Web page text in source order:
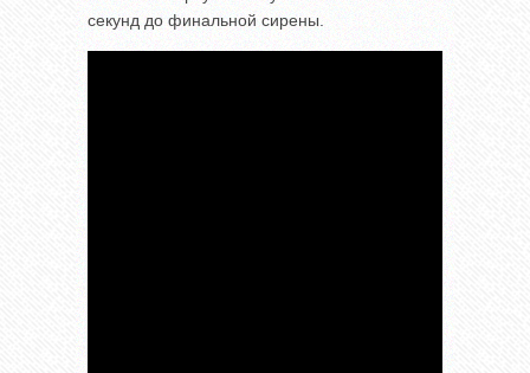
секунд до финальной сирены.